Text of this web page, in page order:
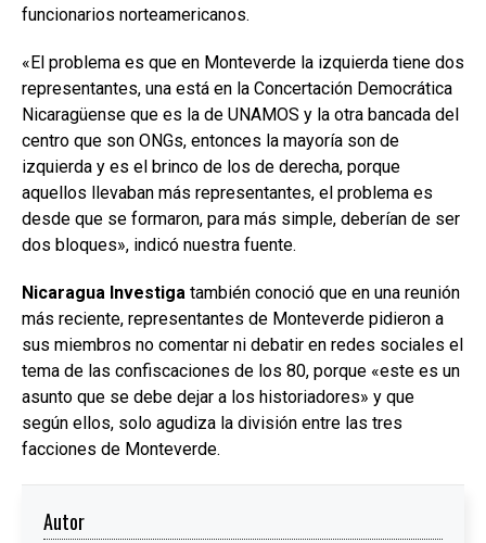
funcionarios norteamericanos.
«El problema es que en Monteverde la izquierda tiene dos
representantes, una está en la Concertación Democrática
Nicaragüense que es la de UNAMOS y la otra bancada del
centro que son ONGs, entonces la mayoría son de
izquierda y es el brinco de los de derecha, porque
aquellos llevaban más representantes, el problema es
desde que se formaron, para más simple, deberían de ser
dos bloques», indicó nuestra fuente.
Nicaragua Investiga también conoció que en una reunión
más reciente, representantes de Monteverde pidieron a
sus miembros no comentar ni debatir en redes sociales el
tema de las confiscaciones de los 80, porque «este es un
asunto que se debe dejar a los historiadores» y que
según ellos, solo agudiza la división entre las tres
facciones de Monteverde.
Autor